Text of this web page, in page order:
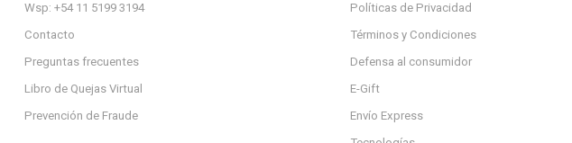
Wsp: +54 11 5199 3194
Contacto
Preguntas frecuentes
Libro de Quejas Virtual
Prevención de Fraude
Políticas de Privacidad
Términos y Condiciones
Defensa al consumidor
E-Gift
Envío Express